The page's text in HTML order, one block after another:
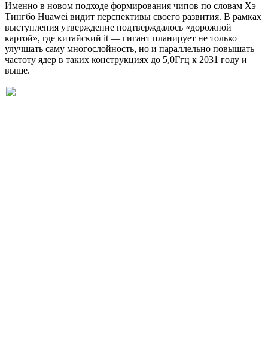
Именно в новом подходе формирования чипов по словам Хэ
Тингбо Huawei видит перспективы своего развития. В рамках
выступления утверждение подтверждалось «дорожной
картой», где китайский it — гигант планирует не только
улучшать саму многослойность, но и параллельно повышать
частоту ядер в таких конструкциях до 5,0Ггц к 2031 году и
выше.